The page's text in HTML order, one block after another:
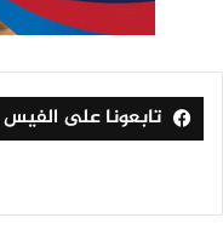
تابعونا على